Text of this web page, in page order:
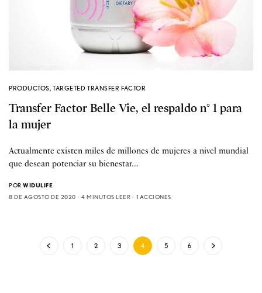
PRODUCTOS,TARGETED TRANSFER FACTOR
Transfer Factor Belle Vie, el respaldo n° 1 para
la mujer
Actualmente existen miles de millones de mujeres a nivel mundial
que desean potenciar su bienestar…
POR WIDULIFE
8 DE AGOSTO DE 2020
4 MINUTOS LEER 1 ACCIONES
1 2 3 4 5 6